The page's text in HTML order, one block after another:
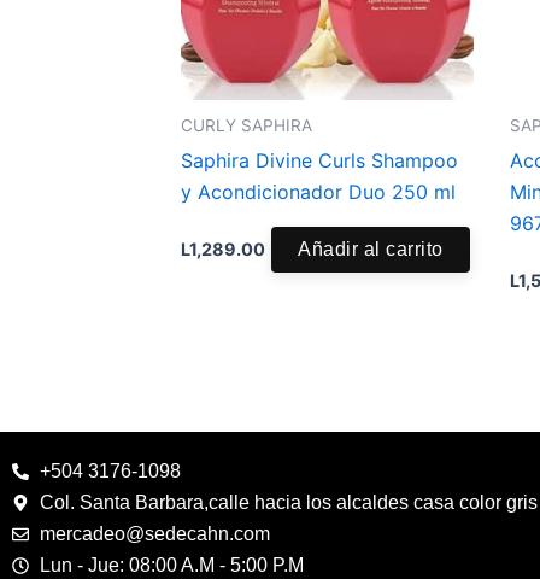
CURLY SAPHIRA
Saphira Divine Curls Shampoo
y Acondicionador Duo 250 ml
L1,289.00 Añadir al carrito
L
+504 3176-1098
Col. Santa Barbara,calle hacia los alcaldes casa color
mercadeo@sedecahn.com
Lun - Jue: 08:00 A.M - 5:00 P.M